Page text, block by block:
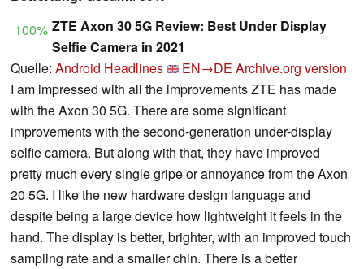
100% ZTE Axon 30 5G Review: Best Under Display
Selfie Camera in 2021
Quelle: Android Headlines EN→DE Archive.org version
I am impressed with all the improvements ZTE has made
with the Axon 30 5G. There are some significant
improvements with the second-generation under-display
selfie camera. But along with that, they have improved
pretty much every single gripe or annoyance from the Axon
20 5G. I like the new hardware design language and
despite being a large device how lightweight it feels in the
hand. The display is better, brighter, with an improved touch
sampling rate and a smaller chin. There is a better